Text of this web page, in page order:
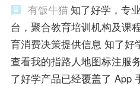
有饭牛猫知了好学，专
台，聚合教育培训机构及课
育消费决策提供信息 知了好
查看我的指路人地图标注服
了好学产品已经覆盖了 App